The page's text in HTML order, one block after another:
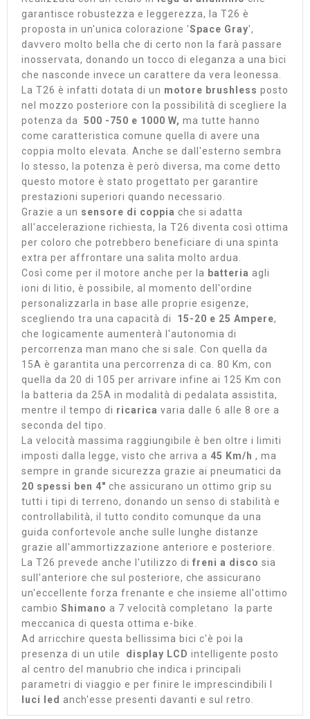
garantisce robustezza e leggerezza, la T26 è
proposta in un'unica colorazione 'Space Gray',
davvero molto bella che di certo non la farà passare
inosservata, donando un tocco di eleganza a una bici
che nasconde invece un carattere da vera leonessa.
La T26 è infatti dotata di un motore brushless posto
nel mozzo posteriore con la possibilità di scegliere la
potenza da
500 -750 e 1000 W, ma tutte hanno
come caratteristica comune quella di avere una
coppia molto elevata. Anche se dall'esterno sembra
lo stesso, la potenza è però diversa, ma come detto
questo motore è stato progettato per garantire
prestazioni superiori quando necessario.
Grazie a un sensore di coppia che si adatta
all'accelerazione richiesta, la T26 diventa così ottima
per coloro che potrebbero beneficiare di una spinta
extra per affrontare una salita molto ardua.
Così come per il motore anche per la batteria agli
ioni di litio, è possibile, al momento dell'ordine
personalizzarla in base alle proprie esigenze,
scegliendo tra una capacità di
15-20 e 25 Ampere,
che logicamente aumenterà l'autonomia di
percorrenza man mano che si sale. Con quella da
15A è garantita una percorrenza di ca. 80 Km, con
quella da 20 di 105 per arrivare infine ai 125 Km con
la batteria da 25A in modalità di pedalata assistita,
mentre il tempo di ricarica varia dalle 6 alle 8 ore a
seconda del tipo.
La velocità massima raggiungibile è ben oltre i limiti
imposti dalla legge, visto che arriva a 45 Km/h , ma
sempre in grande sicurezza grazie ai pneumatici da
20 spessi ben 4" che assicurano un ottimo grip su
tutti i tipi di terreno, donando un senso di stabilità e
controllabilità, il tutto condito comunque da una
guida confortevole anche sulle lunghe distanze
grazie all'ammortizzazione anteriore e posteriore.
La T26 prevede anche l'utilizzo di freni a disco sia
sull'anteriore che sul posteriore, che assicurano
un'eccellente forza frenante e che insieme all'ottimo
cambio Shimano a 7 velocità completano la parte
meccanica di questa ottima e-bike.
Ad arricchire questa bellissima bici c'è poi la
presenza di un utile
display LCD intelligente posto
al centro del manubrio che indica i principali
parametri di viaggio e per finire le imprescindibili l
luci led anch'esse presenti davanti e sul retro.